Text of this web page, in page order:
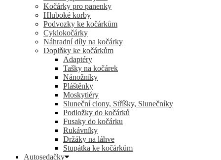
Kočárky pro panenky
Hluboké korby
Podvozky ke kočárkům
Cyklokočárky
Náhradní díly na kočárky
Doplňky ke kočárkům
Adaptéry
Tašky na kočárek
Nánožníky
Pláštěnky
Moskytiéry
Sluneční clony, Stříšky, Slunečníky
Podložky do kočárků
Fusaky do kočárku
Rukávníky
Držáky na láhve
Stupátka ke kočárkům
Autosedačky